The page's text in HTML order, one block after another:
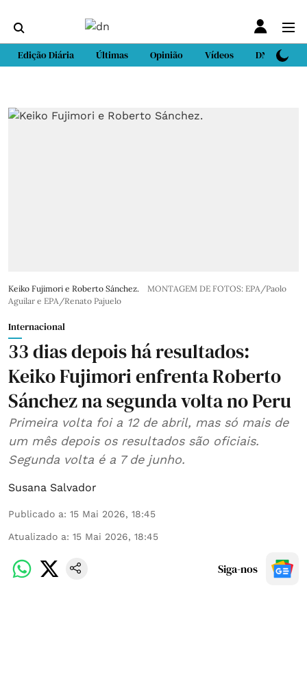
Edição Diária Últimas Opinião Vídeos DN Sport
Keiko Fujimori e Roberto Sánchez.
MONTAGEM DE FOTOS: EPA/Paolo
Aguilar e EPA/Renato Pajuelo
Internacional
33 dias depois há resultados:
Keiko Fujimori enfrenta Roberto
Sánchez na segunda volta no Peru
Primeira volta foi a 12 de abril, mas só mais de
um mês depois os resultados são oficiais.
Segunda volta é a 7 de junho.
Susana Salvador
Publicado a: 15 Mai 2026, 18:45
Atualizado a: 15 Mai 2026, 18:45
Siga-nos